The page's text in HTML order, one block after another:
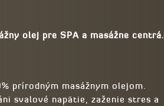
olej pre SPA a masážne centrá.
prírodným masážnym olejom.
svalové napätie, zaženie stres a